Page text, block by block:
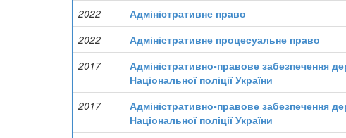
2022
Адміністративне право
2022
Адміністративне процесуальне право
2017
Адміністративно-правове забезпечення
Національної поліції України
2017
Адміністративно-правове забезпечення
Національної поліції України